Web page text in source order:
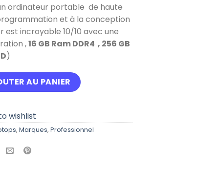
ordinateur portable de haute
et à la conception
est incroyable 10/10 avec une
,16 GB Ram DDR4 , 256 GB
)
7420 TACTILE i5 11em Ram 16gb stockage 256gb
AU PANIER
wishlist
, Marques, Professionnel